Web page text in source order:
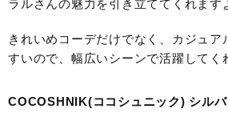
ラルさんの魅力を引き立ててくれま
きれいめコーデだけでなく、カジュア
すいので、幅広いシーンで活躍してく
COCOSHNIK(ココシュニック) シル